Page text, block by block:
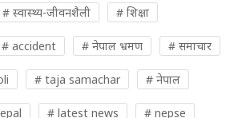
# स्वास्थ्य-जीवनशैली # शिक्षा
# accident # नेपाल भ्रमण # समाचार
# taja samachar # नेपाल
# latest news # nepse